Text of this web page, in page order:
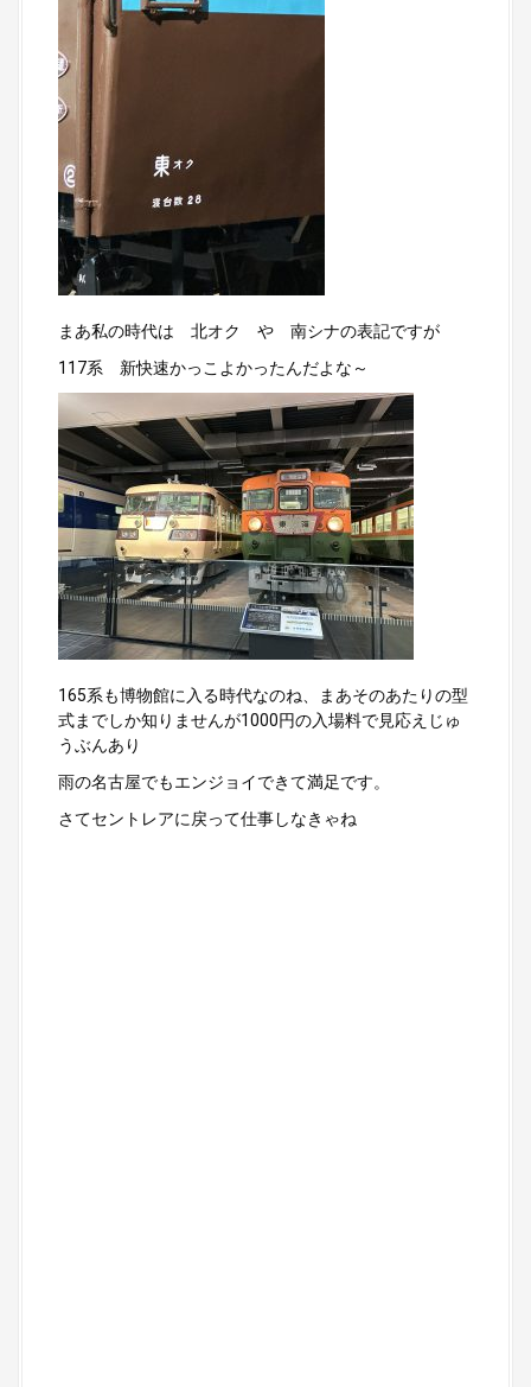
まあ私の時代は 北オク や 南シナの表記ですが
117系 新快速かっこよかったんだよな～
165系も博物館に入る時代なのね、まあそのあたりの型
式までしか知りませんが1000円の入場料で見応えじゅ
うぶんあり
雨の名古屋でもエンジョイできて満足です。
さてセントレアに戻って仕事しなきゃね